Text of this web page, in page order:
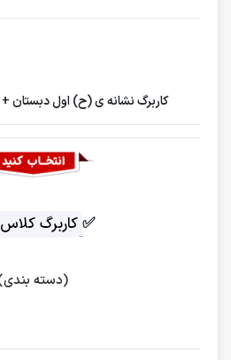
کاربرگ نشانه ی (ح) اول دبستان
✅کاربرگ
(دسته